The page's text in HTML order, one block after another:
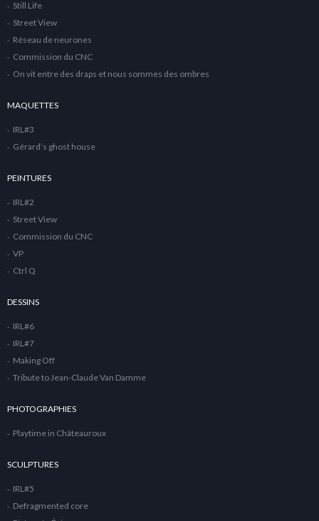
Still Life
Street View
Réseau de neurones
Commission du CNC
On vit entre des draps et nous sommes des ombres
MAQUETTES
IRL#3
Gérard’s ghost house
PEINTURES
IRL#2
Street View
Commission du CNC
VP
Ctrl Q
DESSINS
IRL#6
IRL#7
Making Off
Tribute to Jean-Claude Van Damme
PHOTOGRAPHIES
Playtime in Châteauroux
SCULPTURES
IRL#5
Defragmented core